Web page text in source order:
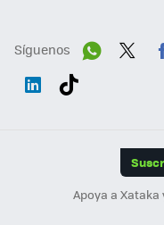
Síguenos
Apoya a